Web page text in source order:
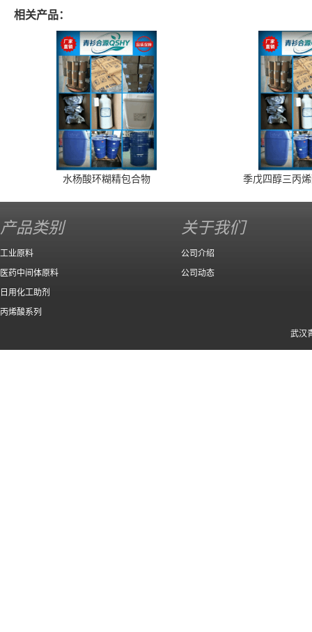
相关产品：
水杨酸环糊精包合物 季戊四醇三丙
产品类别
工业原料
医药中间体原料
日用化工助剂
丙烯酸系列
关于我们
公司介绍
公司动态
武汉